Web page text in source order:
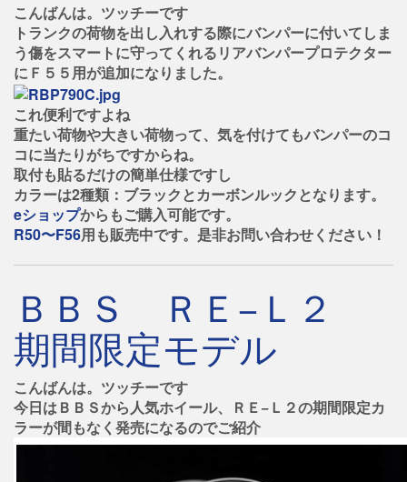
こんばんは。ツッチーです
トランクの荷物を出し入れする際にバンパーに付いてしま
う傷をスマートに守ってくれるリアバンパープロテクター
にＦ５５用が追加になりました。
これ便利ですよね
重たい荷物や大きい荷物って、気を付けてもバンパーのコ
コに当たりがちですからね。
取付も貼るだけの簡単仕様ですし
カラーは2種類：ブラックとカーボンルックとなります。
eショップからもご購入可能です。
R50〜F56用も販売中です。是非お問い合わせください！
ＢＢＳ ＲＥ−Ｌ２
期間限定モデル
こんばんは。ツッチーです
今日はＢＢＳから人気ホイール、ＲＥ−Ｌ２の期間限定カ
ラーが間もなく発売になるのでご紹介